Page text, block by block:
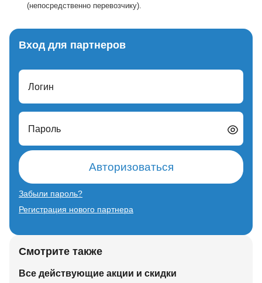
(непосредственно перевозчику).
Вход для партнеров
Логин
Пароль
Авторизоваться
Забыли пароль?
Регистрация нового партнера
Смотрите также
Все действующие акции и скидки